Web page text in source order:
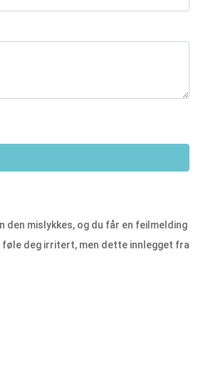
den mislykkes, og du får en feilmelding
deg irritert, men dette innlegget fra